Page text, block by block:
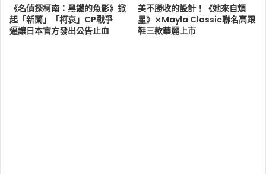
《名偵探柯南：黑鐵的魚影》掀
起「新蘭」「柯哀」CP戰爭
逼讓日本官方發出公告止血
美不勝收的設計！《她來自煩
星》⨯Mayla Classic聯名高跟
鞋三款華麗上市